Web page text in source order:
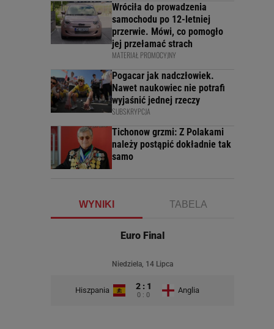
Wróciła do prowadzenia
samochodu po 12-letniej
przerwie. Mówi, co pomogło
jej przełamać strach
MATERIAŁ PROMOCYJNY
Pogacar jak nadczłowiek.
Nawet naukowiec nie potrafi
wyjaśnić jednej rzeczy
SUBSKRYPCJA
Tichonow grzmi: Z Polakami
należy postąpić dokładnie tak
samo
WYNIKI TABELA
Euro Final
Niedziela, 14 Lipca
Hiszpania 2 : 1
0 : 0
Anglia